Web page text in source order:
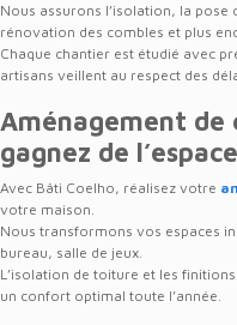
Nous assurons l’isolation, la pose
rénovation des combles et plus
Chaque chantier est étudié avec
artisans veillent au respect des
Aménagement de
gagnez de
Avec Bâti Coelho, réalisez votre
votre maison.
Nous transformons vos espaces
bureau, salle de jeux.
L’isolation de toiture et les
un confort optimal toute l’année.